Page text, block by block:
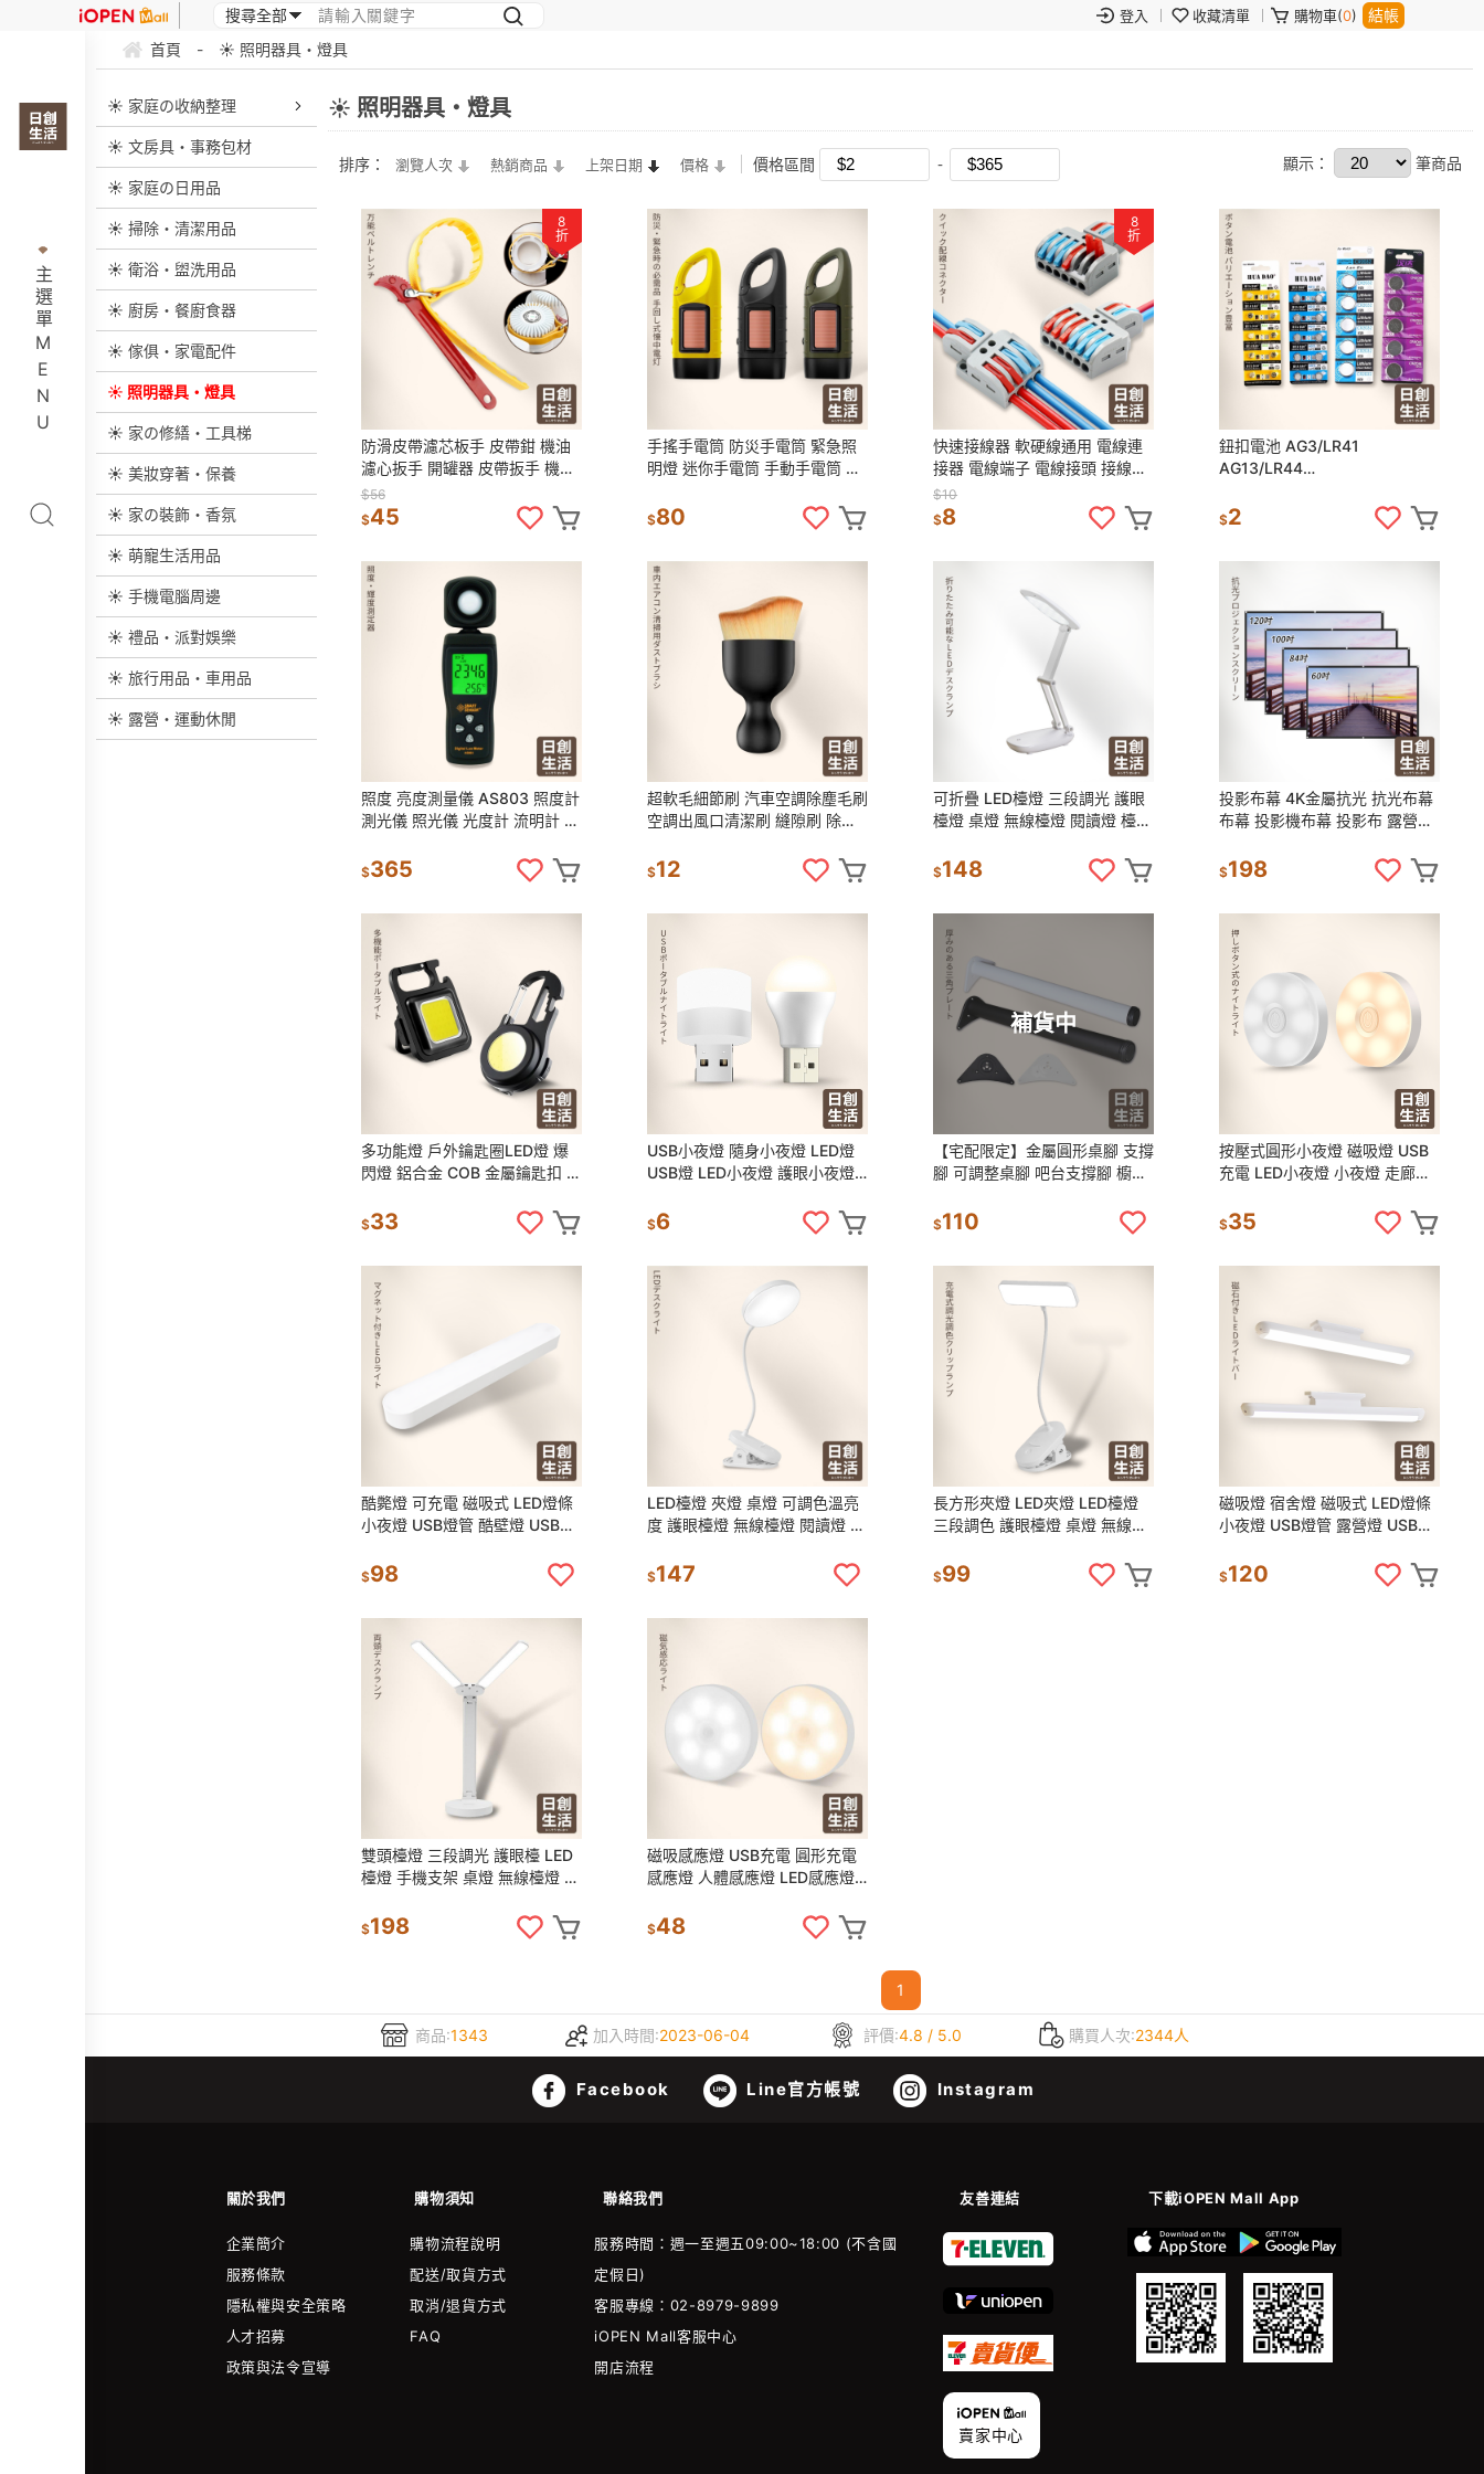
登入 收藏清單 購物車(0) 結帳
主選單MENU
首頁 - ☀ 照明器具・燈具
☀ 家庭の收納整理
☀ 文房具・事務包材
☀ 家庭の日用品
☀ 掃除・清潔用品
☀ 衛浴・盥洗用品
☀ 廚房・餐廚食器
☀ 傢俱・家電配件
☀ 照明器具・燈具
☀ 家の修繕・工具梯
☀ 美妝穿著・保養
☀ 家の裝飾・香氛
☀ 萌寵生活用品
☀ 手機電腦周邊
☀ 禮品・派對娛樂
☀ 旅行用品・車用品
☀ 露營・運動休閒
☀ 照明器具・燈具
排序： 瀏覽人次 熱銷商品 上架日期 價格 價格區間 顯示： 筆商品
8
折
防滑皮帶濾芯板手 皮帶鉗 機油
濾心扳手 開罐器 皮帶扳手 機油
芯扳手 濾芯扳手 濾清器扳手 維
修工具
$56
$45
手搖手電筒 防災手電筒 緊急照
明燈 迷你手電筒 手動手電筒 小
筒
$80
8
折
快速接線器 軟硬線通用 電線連
接器 電線端子 電線接頭 接線端
子 快速接線端子 多孔接線器 絕
緣端子
$10
$8
鈕扣電池 AG3/LR41
AG13/LR44
50
$2
照度 亮度測量儀 AS803 照度計
測光儀 照光儀 光度計 流明計 光
$365
超軟毛細節刷 汽車空調除塵毛刷
空調出風口清潔刷 縫隙刷 除塵
刷
$12
可折疊 LED檯燈 三段調光 護眼
檯燈 桌燈 無線檯燈 閱讀燈 檯燈
$148
投影布幕 4K金屬抗光 抗光布幕
布幕 投影機布幕 投影布 露營布
$198
多功能燈 戶外鑰匙圈LED燈 爆
閃燈 鋁合金 COB 金屬鑰匙扣 手
野營燈
$33
USB小夜燈 隨身小夜燈 LED燈
USB燈 LED小夜燈 護眼小夜燈
$6
補貨中
【宅配限定】金屬圓形桌腳 支撐
腳 可調整桌腳 吧台支撐腳 櫥櫃
座 支撐柱 日創生活
$110
按壓式圓形小夜燈 磁吸燈 USB
充電 LED小夜燈 小夜燈 走廊燈
$35
酷斃燈 可充電 磁吸式 LED燈條
小夜燈 USB燈管 酷壁燈 USB燈
$98
LED檯燈 夾燈 桌燈 可調色溫亮
度 護眼檯燈 無線檯燈 閱讀燈 檯
$147
長方形夾燈 LED夾燈 LED檯燈
三段調色 護眼檯燈 桌燈 無線檯
$99
磁吸燈 宿舍燈 磁吸式 LED燈條
小夜燈 USB燈管 露營燈 USB燈
$120
雙頭檯燈 三段調光 護眼檯 LED
檯燈 手機支架 桌燈 無線檯燈 閱
$198
磁吸感應燈 USB充電 圓形充電
感應燈 人體感應燈 LED感應燈
生活
$48
1
商品:1343 加入時間:2023-06-04 評價:4.8 / 5.0 購買人次:2344人
Facebook Line官方帳號 Instagram
關於我們 購物須知 聯絡我們 友善連結 下載iOPEN Mall App
企業簡介
服務條款
隱私權與安全策略
人才招募
政策與法令宣導
購物流程說明
配送/取貨方式
取消/退貨方式
FAQ
服務時間：週一至週五09:00~18:00 (不含國
定假日)
客服專線：02-8979-9899
iOPEN Mall客服中心
開店流程
賣家中心